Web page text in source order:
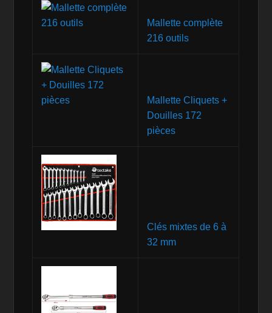
Mallette complète
216 outils
Mallette Cliquets +
Douilles 172
pièces
Clés mixtes de 6 à
32 mm